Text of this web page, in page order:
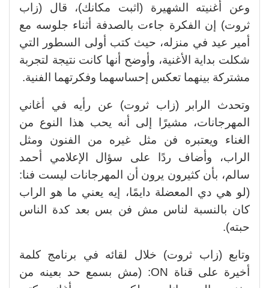
وعن أغنيته الشهيرة (اثبت مكانك)، قال (زاب
ثروت) إن الفكرة جاءت بالصدفة أثناء جلوسه مع
أمير عيد في منزله، حيث كتب أولى السطور التي
شكلت بداية الأغنية، وأوضح أنها كانت نتيجة لتجربة
مشتركة بينهما تعكس إحساسهما وفكرتهما الفنية.
وتحدث الرابر (زاب ثروت) عن رأيه في أغاني
المهرجانات، مشيرًا إلى أنه يحب هذا النوع من
الغناء ويعتبره فن مثل غيره من الفنون ومثل
الراب، وأضاف ردًا على سؤال الإعلامي أحمد
سالم، بأن كثيرون يرون أن المهرجانات ليست فنا:
(لو هي دي المعضلة دايمًا، إيه يعني ما هو الراب
كان بالنسبة لناس مش فن بس بعد كدة الناس
حبته).
وتابع (زاب ثروت) خلال لقائه في برنامج كلمة
أخيرة على قناة ON: (مش بسمع حد بعينه من